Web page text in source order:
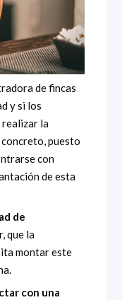
de fincas
y si los
realizar la
puesto
con
de esta
de
que la
montar este
con una